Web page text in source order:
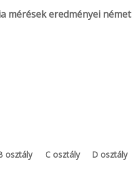
mérések eredményei német
osztály C osztály D osztály